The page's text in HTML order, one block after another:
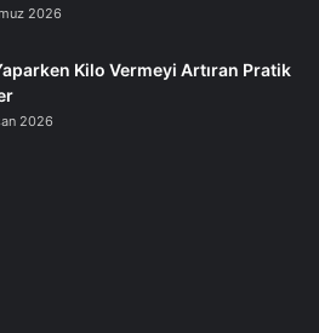
2026
Kilo Vermeyi Artıran Pratik
2026